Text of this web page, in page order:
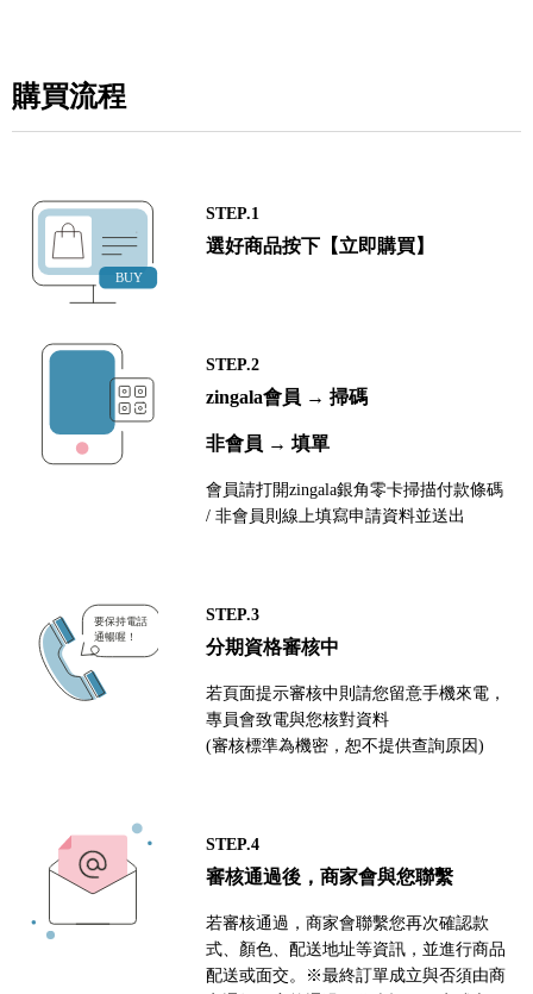
購買流程
STEP.1
選好商品按下【立即購買】
STEP.2
zingala會員 → 掃碼
非會員 → 填單
會員請打開zingala銀角零卡掃描付款條碼
/ 非會員則線上填寫申請資料並送出
STEP.3
分期資格審核中
若頁面提示審核中則請您留意手機來電，
專員會致電與您核對資料
(審核標準為機密，恕不提供查詢原因)
STEP.4
審核通過後，商家會與您聯繫
若審核通過，商家會聯繫您再次確認款
式、顏色、配送地址等資訊，並進行商品
配送或面交。※最終訂單成立與否須由商